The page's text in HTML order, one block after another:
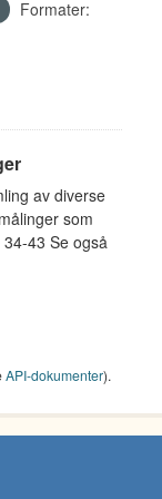
Formater:
av diverse
som
43 Se også
API-dokumenter).